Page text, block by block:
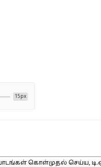
15px
கொள்முதல் செய்ய,